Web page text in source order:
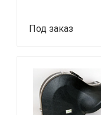
Под заказ